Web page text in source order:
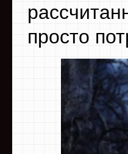
просто